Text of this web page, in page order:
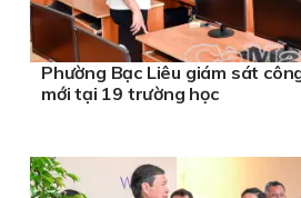
Phường Bạc Liêu giám sát
mới tại 19 trường học